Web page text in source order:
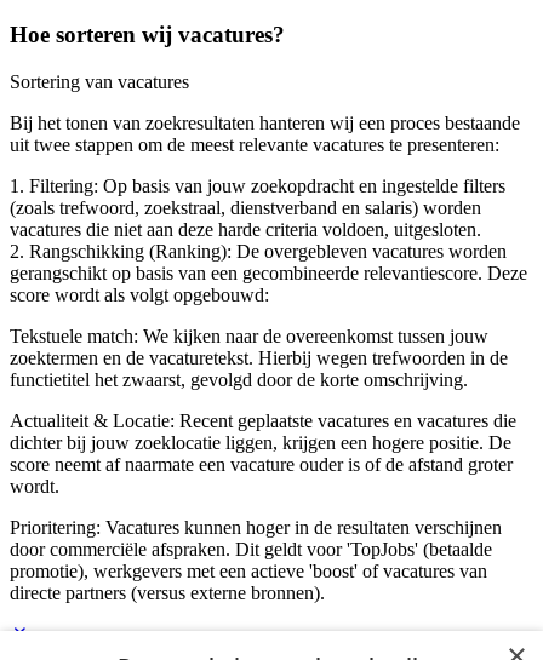
Hoe sorteren wij vacatures?
Sortering van vacatures
Bij het tonen van zoekresultaten hanteren wij een proces bestaande
uit twee stappen om de meest relevante vacatures te presenteren:
1. Filtering: Op basis van jouw zoekopdracht en ingestelde filters
(zoals trefwoord, zoekstraal, dienstverband en salaris) worden
vacatures die niet aan deze harde criteria voldoen, uitgesloten.
2. Rangschikking (Ranking): De overgebleven vacatures worden
gerangschikt op basis van een gecombineerde relevantiescore. Deze
score wordt als volgt opgebouwd:
Tekstuele match: We kijken naar de overeenkomst tussen jouw
zoektermen en de vacaturetekst. Hierbij wegen trefwoorden in de
functietitel het zwaarst, gevolgd door de korte omschrijving.
Actualiteit & Locatie: Recent geplaatste vacatures en vacatures die
dichter bij jouw zoeklocatie liggen, krijgen een hogere positie. De
score neemt af naarmate een vacature ouder is of de afstand groter
wordt.
Prioritering: Vacatures kunnen hoger in de resultaten verschijnen
door commerciële afspraken. Dit geldt voor 'TopJobs' (betaalde
promotie), werkgevers met een actieve 'boost' of vacatures van
directe partners (versus externe bronnen).